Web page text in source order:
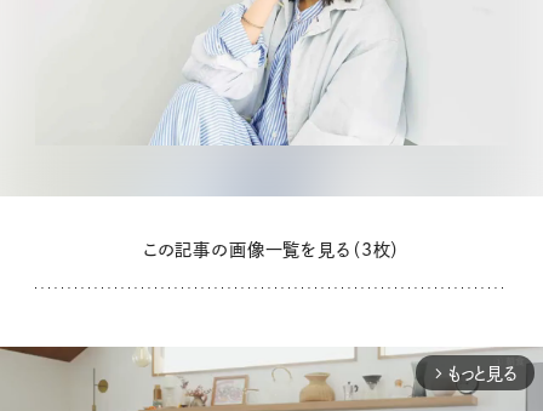
この記事の画像一覧を見る（3枚）
arrow_forward_ios もっと見る